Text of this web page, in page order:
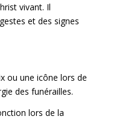
vivant. Il
et des signes
ou une icône lors de
des funérailles.
lors de la